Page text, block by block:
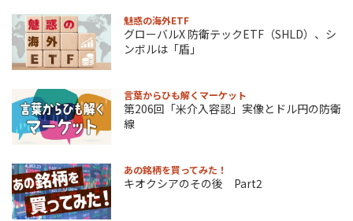
魅惑の海外ETF
グローバルX 防衛テックETF（SHLD）、シ
ンボルは「盾」
言葉からひも解くマーケット
第206回「米介入容認」実像とドル円の防衛
線
あの銘柄を買ってみた！
キオクシアのその後 Part2